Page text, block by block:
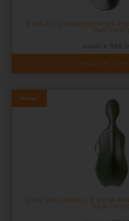
ETUI ALTO HIGHTECH EN
2ND
Le
prix
initial
AJOUTER AU
Promo !
ETUI VIOLONCELLE SLIM
2ND